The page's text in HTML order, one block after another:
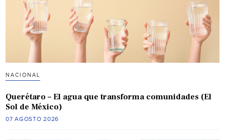
NACIONAL
Querétaro – El agua que transforma comunidades (El
Sol de México)
07 AGOSTO 2026